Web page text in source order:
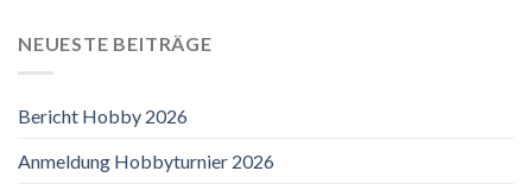
NEUESTE BEITRÄGE
Bericht Hobby 2026
Anmeldung Hobbyturnier 2026